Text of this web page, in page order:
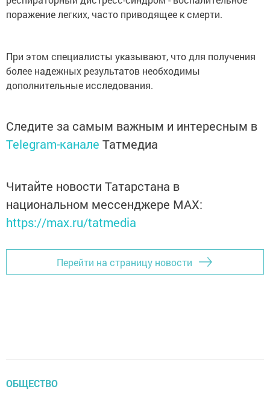
поражение легких, часто приводящее к смерти.
При этом специалисты указывают, что для получения
более надежных результатов необходимы
дополнительные исследования.
Следите за самым важным и интересным в
Telegram-канале Татмедиа
Читайте новости Татарстана в
национальном мессенджере MАХ:
https://max.ru/tatmedia
Перейти на страницу новости
ОБЩЕСТВО